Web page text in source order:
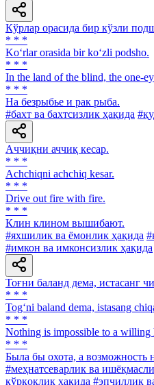
Кўрлар орасида бир кўзли
* * *
Ko‘rlar orasida bir ko‘zli podsho.
* * *
In the land of the blind, the one-
* * *
Ha безрыбье и рак рыба.
#бахт ва бахтсизлик ҳақида
Аччиқни аччиқ кесар.
* * *
Achchiqni achchiq kesar.
* * *
Drive out fire with fire.
* * *
Клин клином вышибают.
#яхшилик ва ёмонлик ҳақида
#имкон ва имконсизлик ҳақида
Тоғни баланд дема, истасанг
* * *
Tog‘ni baland dema, istasang
* * *
Nothing is impossible to a willing
* * *
Была бы охота, а возможность
#меҳнатсеварлик ва
қўрқоқлик ҳақида #эпчиллик